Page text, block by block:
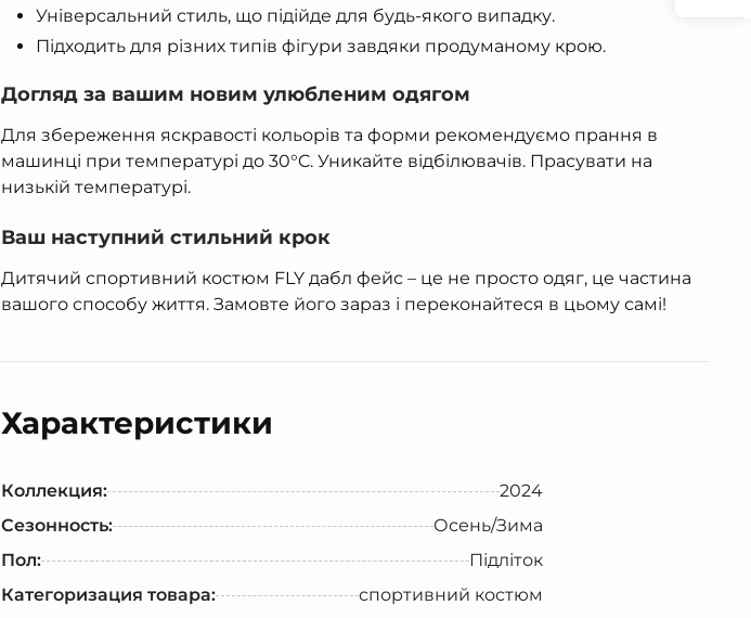
Універсальний стиль, що підійде для будь-якого випадку.
Підходить для різних типів фігури завдяки продуманому крою.
Догляд за вашим новим улюбленим одягом
Для збереження яскравості кольорів та форми рекомендуємо прання в
машинці при температурі до 30°C. Уникайте відбілювачів. Прасувати на
низькій температурі.
Ваш наступний стильний крок
Дитячий спортивний костюм FLY дабл фейс – це не просто одяг, це частина
вашого способу життя. Замовте його зараз і переконайтеся в цьому самі!
Характеристики
Коллекция:
2024
Сезонность:
Осень/Зима
Пол:
Підліток
Категоризация товара:
спортивний костюм